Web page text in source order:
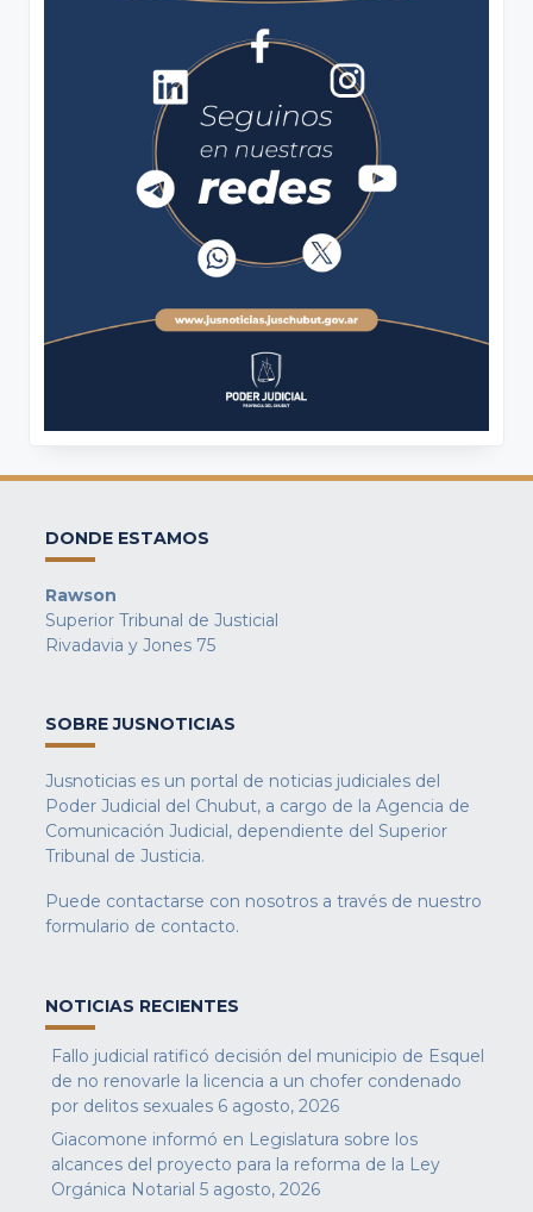
DONDE ESTAMOS
Rawson
Superior Tribunal de Justicial
Rivadavia y Jones 75
SOBRE JUSNOTICIAS
Jusnoticias es un portal de noticias judiciales del
Poder Judicial del Chubut, a cargo de la Agencia de
Comunicación Judicial, dependiente del Superior
Tribunal de Justicia.
Puede contactarse con nosotros a través de nuestro
formulario de contacto.
NOTICIAS RECIENTES
Fallo judicial ratificó decisión del municipio de Esquel
de no renovarle la licencia a un chofer condenado
por delitos sexuales 6 agosto, 2026
Giacomone informó en Legislatura sobre los
alcances del proyecto para la reforma de la Ley
Orgánica Notarial 5 agosto, 2026